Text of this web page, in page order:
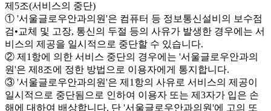
제5조(서비스의 중단)
① '서울글로우안과의원'은 컴퓨터 등 정보통신설비의 보수점
검•교체 및 고장, 통신의 두절 등의 사유가 발생한 경우에는 서
비스의 제공을 일시적으로 중단할 수 있습니다.
② 제1항에 의한 서비스 중단의 경우에는 '서울글로우안과의
원'은 제8조에 정한 방법으로 이용자에게 통지합니다.
③ '서울글로우안과의원'은 제1항의 사유로 서비스의 제공이
일시적으로 중단됨으로 인하여 이용자 또는 제3자가 입은 손
해에 대하여 배상합니다. 단 '서울글로우안과의원'에 고의 또